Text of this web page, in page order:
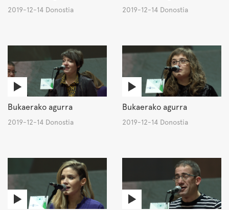
2019-12-14 Donostia 2019-12-14 Donostia
Bukaerako agurra
2019-12-14 Donostia
Bukaerako agurra
2019-12-14 Donostia